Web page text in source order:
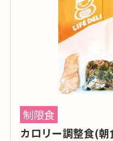
-
タンパク質 : -
: 2品目
野菜ジュース、牛乳、コ
わりでお届け。
制限食
カロリー調整食(